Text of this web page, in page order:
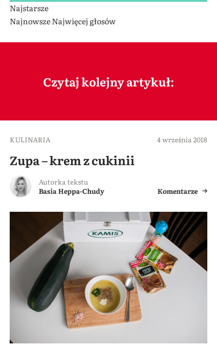
Najstarsze
NajnowszeNajwięcej głosów
Czytaj kolejny artykuł:
KULINARIA 4 września 2018
Zupa – krem z cukinii
Autorka tekstu
Basia Heppa-Chudy
Komentarze